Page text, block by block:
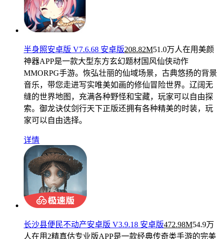
半身照安卓版 V7.6.68 安卓版208.82M51.0万人在用美颜
神器APP是一款大型东方玄幻题材国风仙侠动作
MMORPG手游。恢弘壮丽的仙域场景，古典悠扬的背景
音乐，带您走进写实唯美如画的修仙冒险世界。辽阔无
缝的世界地图，充满各种野怪和宝藏，玩家可以自由探
索。御龙诀仗剑行天下正版还拥有各种精美的时装，玩
家可以自由选择。
详情
长沙县便民不动产安卓版 V3.9.18 安卓版472.98M54.9万
人在用 2精真估专业版APP是一款经典传奇类手游的完美